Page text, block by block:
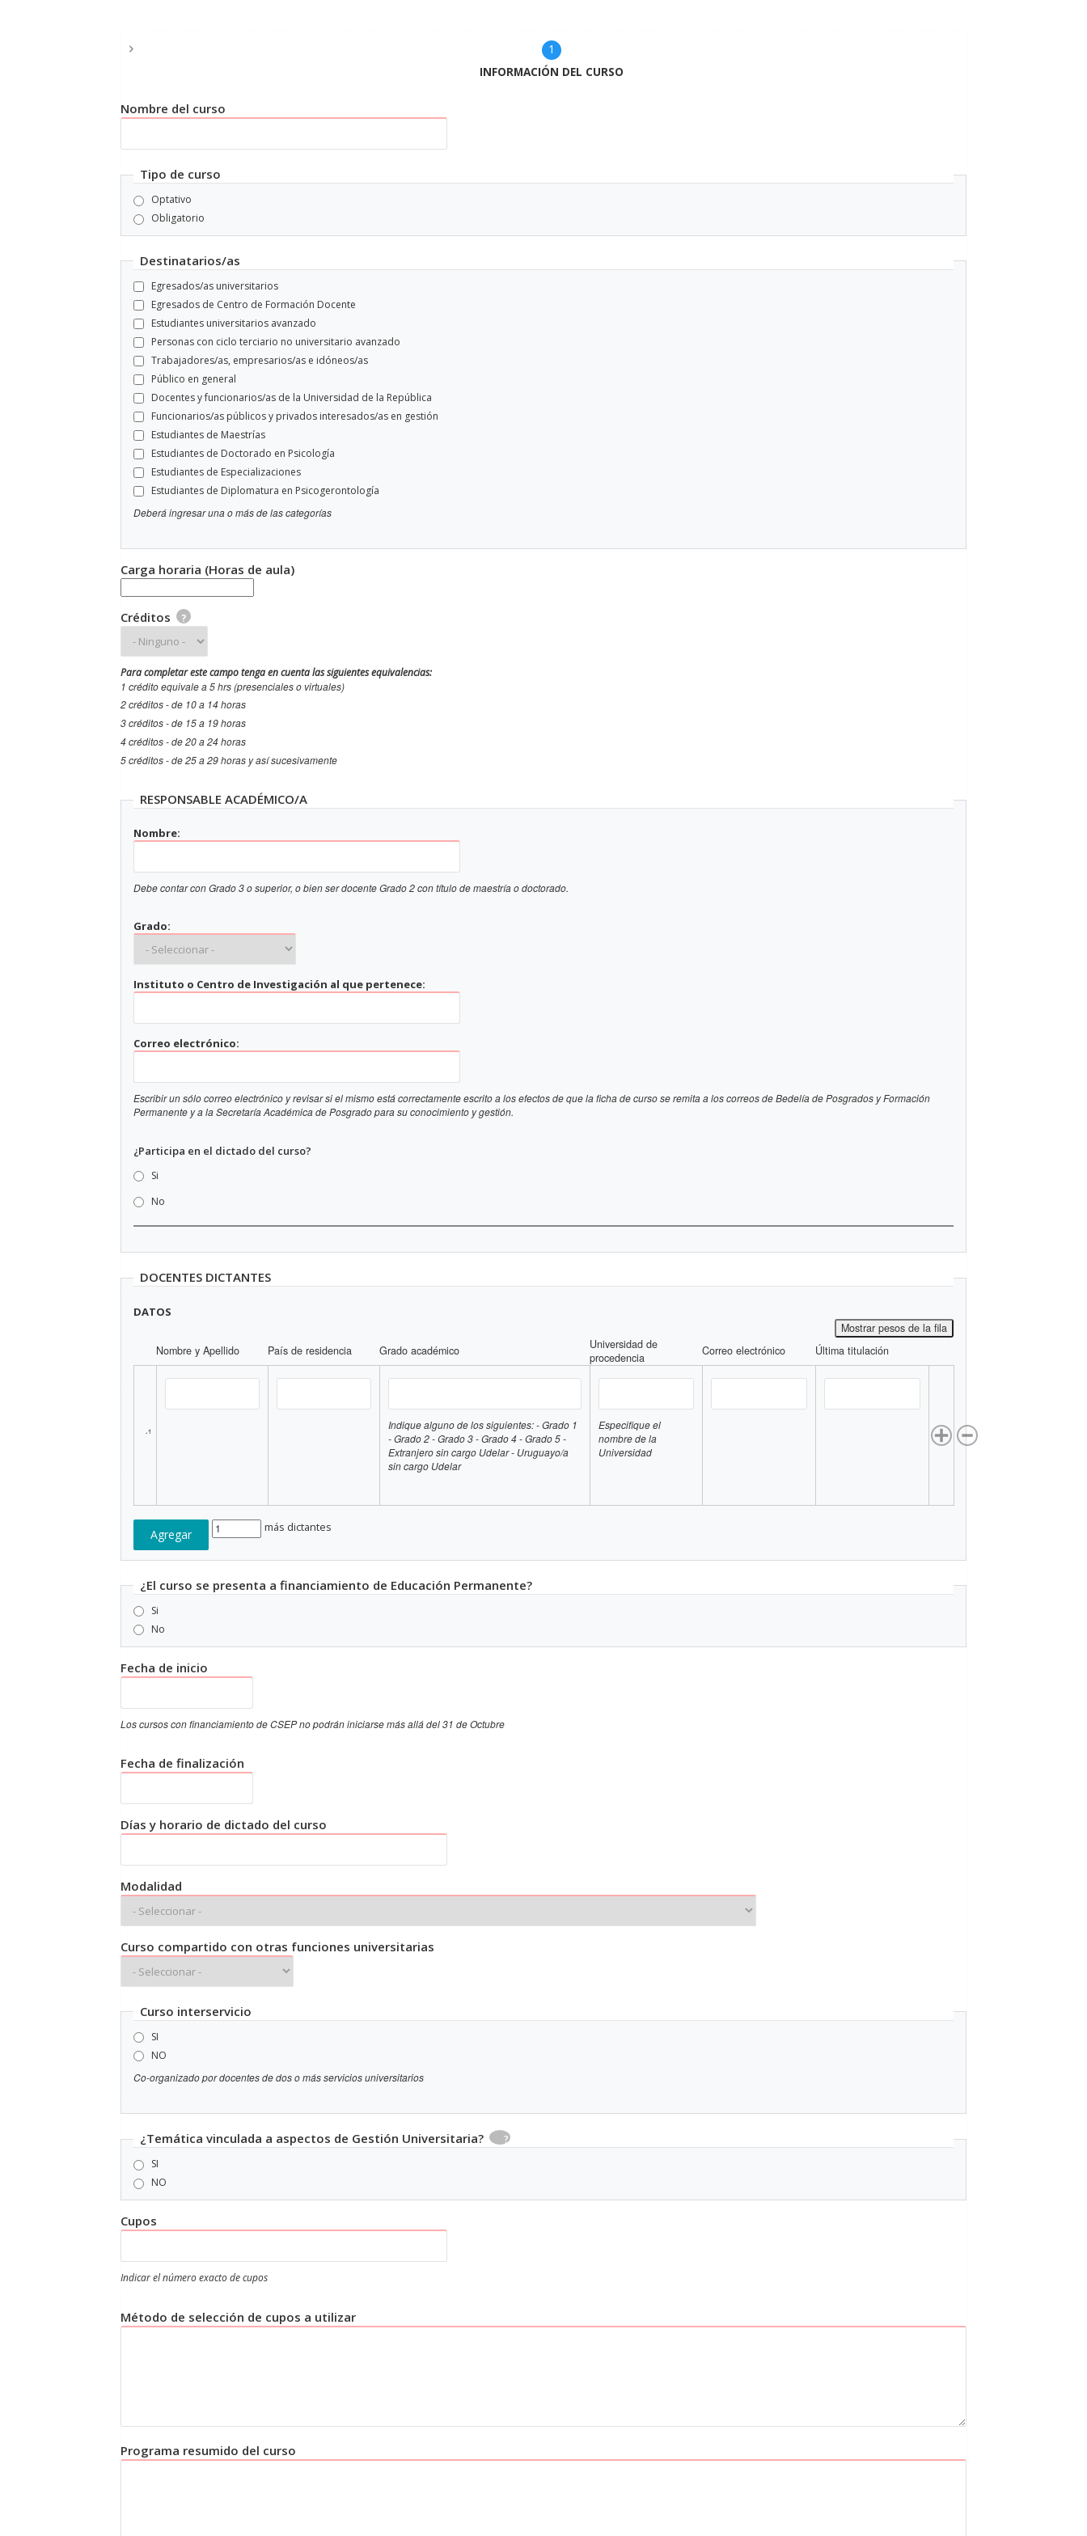
Actual
INFORMACIÓN DEL CURSO
Nombre del curso
Tipo de curso
Optativo
Obligatorio
Destinatarios/as
Egresados/as universitarios
Egresados de Centro de Formación Docente
Estudiantes universitarios avanzado
Personas con ciclo terciario no universitario avanzado
Trabajadores/as, empresarios/as e idóneos/as
Público en general
Docentes y funcionarios/as de la Universidad de la República
Funcionarios/as públicos y privados interesados/as en gestión
Estudiantes de Maestrías
Estudiantes de Doctorado en Psicología
Estudiantes de Especializaciones
Estudiantes de Diplomatura en Psicogerontología
Deberá ingresar una o más de las categorías
Carga horaria (Horas de aula)
Créditos ?
Para completar este campo tenga en cuenta las siguientes equivalencias:
1 crédito equivale a 5 hrs (presenciales o virtuales)
2 créditos - de 10 a 14 horas
3 créditos - de 15 a 19 horas
4 créditos - de 20 a 24 horas
5 créditos - de 25 a 29 horas y así sucesivamente
RESPONSABLE ACADÉMICO/A
Nombre:
Debe contar con Grado 3 o superior, o bien ser docente Grado 2 con título de maestría o doctorado.
Grado:
Instituto o Centro de Investigación al que pertenece:
Correo electrónico:
Escribir un sólo correo electrónico y revisar si el mismo está correctamente escrito a los efectos de que la ficha de curso se remita a los correos de Bedelía de Posgrados y Formación
Permanente y a la Secretaría Académica de Posgrado para su conocimiento y gestión.
¿Participa en el dictado del curso?
Si
No
DOCENTES DICTANTES
DATOS
Mostrar pesos de la fila
Nombre y Apellido País de residencia Grado académico
Universidad de
procedencia
Correo electrónico Última titulación
Indique alguno de los siguientes: - Grado 1
- Grado 2 - Grado 3 - Grado 4 - Grado 5 -
Extranjero sin cargo Udelar - Uruguayo/a
sin cargo Udelar
Especifique el
nombre de la
Universidad
más
dictantes
más dictantes
¿El curso se presenta a financiamiento de Educación Permanente?
Si
No
Fecha de inicio
Los cursos con financiamiento de CSEP no podrán iniciarse más allá del 31 de Octubre
Fecha de finalización
Días y horario de dictado del curso
Modalidad
Curso compartido con otras funciones universitarias
Curso interservicio
SI
NO
Co-organizado por docentes de dos o más servicios universitarios
¿Temática vinculada a aspectos de Gestión Universitaria?
?
SI
NO
Cupos
Indicar el número exacto de cupos
Método de selección de cupos a utilizar
Programa resumido del curso